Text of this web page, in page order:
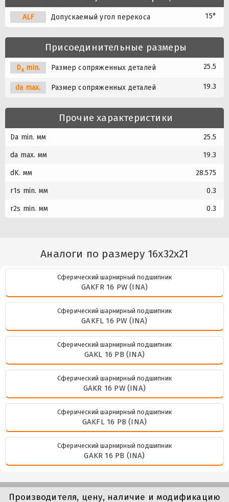
ALF Допускаемый угол перекоса 15°
Присоединительные размеры
Da min. Размер сопряженных деталей 25.5
da max. Размер сопряженных деталей 19.3
Прочие характеристики
Da min. мм 25.5
da max. мм 19.3
dK. мм 28.575
r1s min. мм 0.3
r2s min. мм 0.3
Аналоги по размеру 16x32x21
Сферический шарнирный подшипник
GAKFR 16 PW (INA)
Сферический шарнирный подшипник
GAKFL 16 PW (INA)
Сферический шарнирный подшипник
GAKL 16 PB (INA)
Сферический шарнирный подшипник
GAKR 16 PW (INA)
Сферический шарнирный подшипник
GAKFL 16 PB (INA)
Сферический шарнирный подшипник
GAKR 16 PB (INA)
Производителя, цену, наличие и модификацию